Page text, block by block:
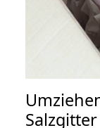
Salzgitter